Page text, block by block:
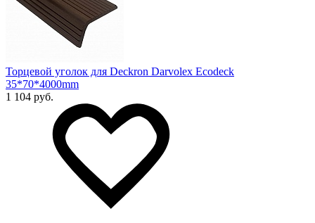
Торцевой уголок для Deckron Darvolex Ecodeck
35*70*4000mm
1 104 руб.